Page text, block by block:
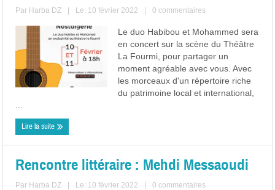
Par Harba DZ Le: 10 février 2022 0 commentaires
Le duo Habibou et Mohammed sera
en concert sur la scène du Théâtre
La Fourmi, pour partager un
moment agréable avec vous. Avec
les morceaux d'un répertoire riche
du patrimoine local et international,
Lire la suite
Rencontre littéraire : Mehdi Messaoudi
Par Harba DZ Le: 10 février 2022 0 commentaires